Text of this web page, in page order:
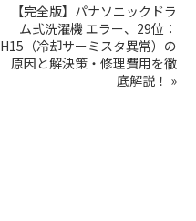
【完全版】パナソニックドラ
ム式洗濯機 エラー、29位：
H15（冷却サーミスタ異常）の
原因と解決策・修理費用を徹
底解説！ »